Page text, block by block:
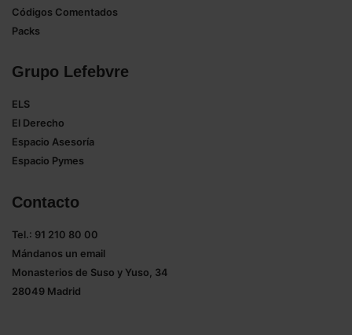
Códigos Comentados
Packs
Grupo Lefebvre
ELS
El Derecho
Espacio Asesoría
Espacio Pymes
Contacto
Tel.: 91 210 80 00
Mándanos un email
Monasterios de Suso y Yuso, 34
28049 Madrid